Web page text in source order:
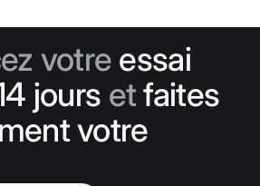
votre essai
jours etfaites
votre